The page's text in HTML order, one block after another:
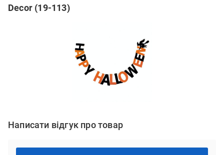
Decor (19-113)
Написати відгук про товар